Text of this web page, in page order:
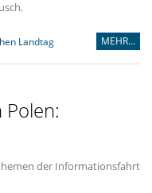
Landtag MEHR...
der Informationsfahrt